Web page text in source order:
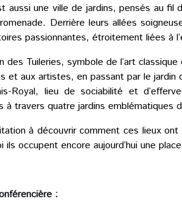
aussi une ville de jardins, pensés au
Derrière leurs allées
passionnantes, étroitement liées à
des Tuileries, symbole de l’art
et aux artistes, en passant par le
Royal, lieu de sociabilité et
à travers quatre jardins emblématiques
à découvrir comment ces lieux
ils occupent encore aujourd’hui une
: